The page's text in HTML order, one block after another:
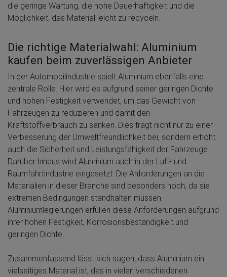
die geringe Wartung, die hohe Dauerhaftigkeit und die
Möglichkeit, das Material leicht zu recyceln.
Die richtige Materialwahl: Aluminium
kaufen beim zuverlässigen Anbieter
In der Automobilindustrie spielt Aluminium ebenfalls eine
zentrale Rolle. Hier wird es aufgrund seiner geringen Dichte
und hohen Festigkeit verwendet, um das Gewicht von
Fahrzeugen zu reduzieren und damit den
Kraftstoffverbrauch zu senken. Dies trägt nicht nur zu einer
Verbesserung der Umweltfreundlichkeit bei, sondern erhöht
auch die Sicherheit und Leistungsfähigkeit der Fahrzeuge.
Darüber hinaus wird Aluminium auch in der Luft- und
Raumfahrtindustrie eingesetzt. Die Anforderungen an die
Materialien in dieser Branche sind besonders hoch, da sie
extremen Bedingungen standhalten müssen.
Aluminiumlegierungen erfüllen diese Anforderungen aufgrund
ihrer hohen Festigkeit, Korrosionsbeständigkeit und
geringen Dichte.
Zusammenfassend lässt sich sagen, dass Aluminium ein
vielseitiges Material ist, das in vielen verschiedenen